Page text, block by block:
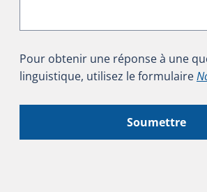
Pour obtenir une réponse à une
linguistique, utilisez le formulaire
Soumettre